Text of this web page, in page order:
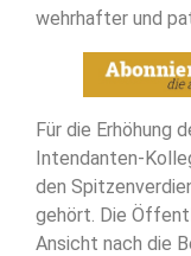
wehrhafter und
Für die Erhöhung
Intendanten-
den
gehört. Die
Ansicht nach die